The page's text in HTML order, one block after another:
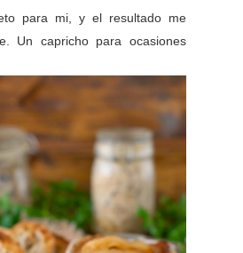
para mi, y el resultado me
Un capricho para ocasiones